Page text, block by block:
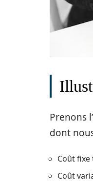
Prenons
dont
Coût fixe
Coût